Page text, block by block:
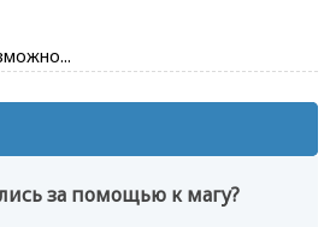
за помощью к магу?